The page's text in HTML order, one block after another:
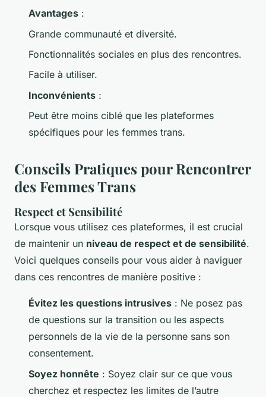
Avantages :
Grande communauté et diversité.
Fonctionnalités sociales en plus des rencontres.
Facile à utiliser.
Inconvénients :
Peut être moins ciblé que les plateformes
spécifiques pour les femmes trans.
Conseils Pratiques pour Rencontrer
des Femmes Trans
Respect et Sensibilité
Lorsque vous utilisez ces plateformes, il est crucial
de maintenir un niveau de respect et de sensibilité.
Voici quelques conseils pour vous aider à naviguer
dans ces rencontres de manière positive :
Évitez les questions intrusives : Ne posez pas
de questions sur la transition ou les aspects
personnels de la vie de la personne sans son
consentement.
Soyez honnête : Soyez clair sur ce que vous
cherchez et respectez les limites de l’autre